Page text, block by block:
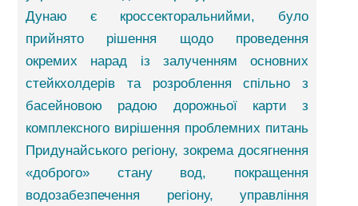
Дунаю є кроссекторальнийми, було
прийнято рішення щодо проведення
окремих нарад із залученням основних
стейкхолдерів та розроблення спільно з
басейновою радою дорожньої карти з
комплексного вирішення проблемних питань
Придунайського регіону, зокрема досягнення
«доброго» стану вод, покращення
водозабезпечення регіону, управління